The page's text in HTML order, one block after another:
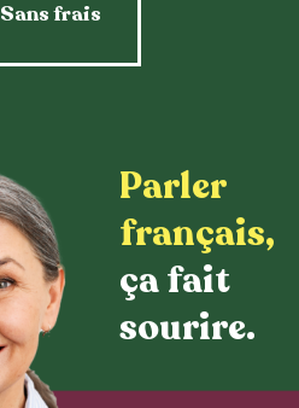
Sans frais
Parler
français,
ça fait
sourire.